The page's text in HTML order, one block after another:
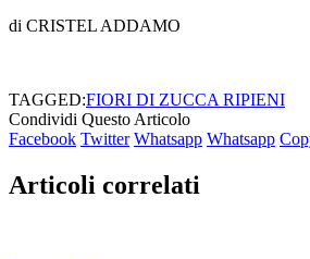
di CRISTEL ADDAMO
TAGGED:FIORI DI ZUCCA RIPIENI
Condividi Questo Articolo
Facebook Twitter Whatsapp Whatsapp
Articoli correlati